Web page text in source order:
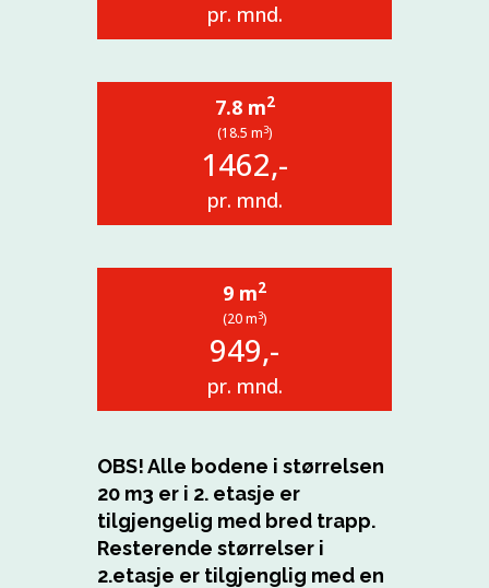
pr. mnd.
7.8 m2
(18.5 m3)
1462,-
pr. mnd.
9 m2
(20 m3)
949,-
pr. mnd.
OBS! Alle bodene i størrelsen
20 m3 er i 2. etasje er
tilgjengelig med bred trapp.
Resterende størrelser i
2.etasje er tilgjenglig med en